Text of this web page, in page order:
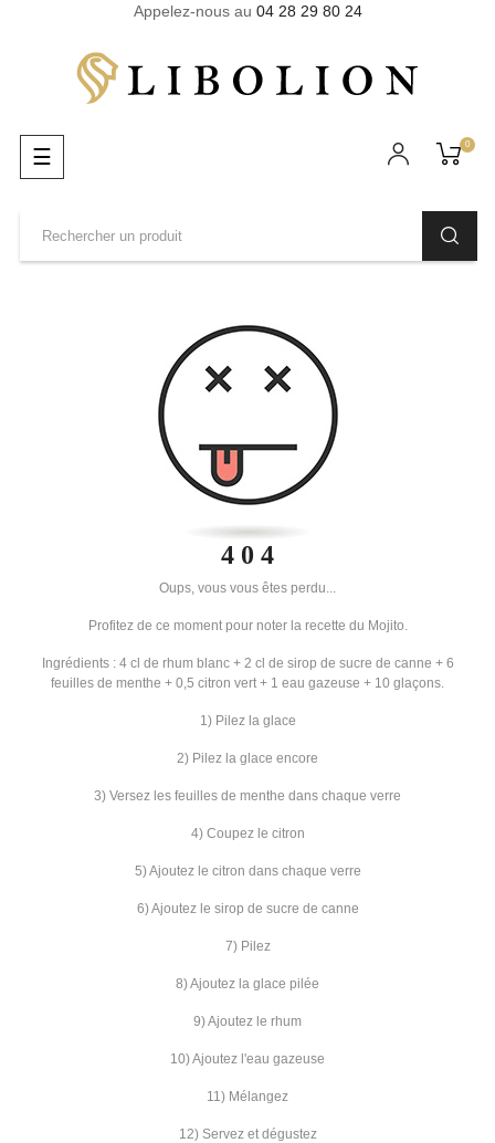
Appelez-nous au 04 28 29 80 24
0
Basculer
la
☰
4 0 4
Oups, vous vous êtes perdu...
Profitez de ce moment pour noter la recette du Mojito.
Ingrédients : 4 cl de rhum blanc + 2 cl de sirop de sucre de canne + 6
feuilles de menthe + 0,5 citron vert + 1 eau gazeuse + 10 glaçons.
1) Pilez la glace
2) Pilez la glace encore
3) Versez les feuilles de menthe dans chaque verre
4) Coupez le citron
5) Ajoutez le citron dans chaque verre
6) Ajoutez le sirop de sucre de canne
7) Pilez
8) Ajoutez la glace pilée
9) Ajoutez le rhum
10) Ajoutez l'eau gazeuse
11) Mélangez
12) Servez et dégustez